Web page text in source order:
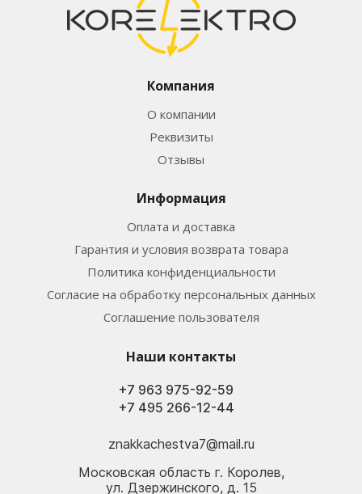
Компания
О компании
Реквизиты
Отзывы
Информация
Оплата и доставка
Гарантия и условия возврата товара
Политика конфиденциальности
Согласие на обработку персональных данных
Соглашение пользователя
Наши контакты
+7 495 266-12-44
+7 963 975-92-59
znakkachestva7@mail.ru
Московская область г. Королев,
ул. Дзержинского, д. 15